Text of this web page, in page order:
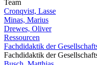
Team
Cronqvist, Lasse
Minas, Marius
Drewes, Oliver
Ressourcen
Fachdidaktik der
Fachdidaktik der